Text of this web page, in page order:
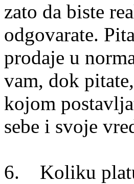
zato da biste
odgovarate.
prodaje u
vam, dok
kojom
sebe i svoje
6. Koliku